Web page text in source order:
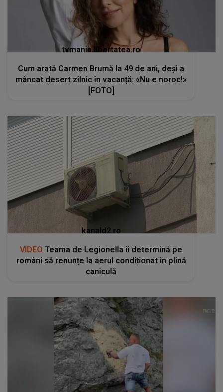
tvmania.libertatea.ro
Cum arată Carmen Brumă la 49 de ani, deși a
mâncat desert zilnic în vacanță: «Nu e noroc!»
[FOTO]
kanald2.ro
VIDEO Teama de Legionella îi determină pe
români să renunțe la aerul condiționat în plină
caniculă